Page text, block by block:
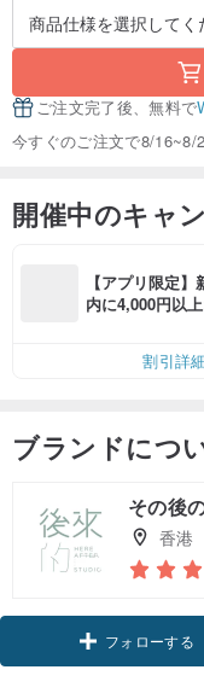
ご注文完了後、無料で
今すぐのご注文で8/16~8/
開催中のキャ
【アプリ限定
内に4,000円以
割引詳細
ブランドにつ
その後
香港
フォローする